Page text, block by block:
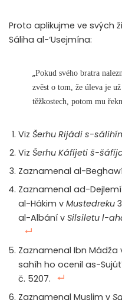
Proto aplikujme ve svých
Sáliha al-‘Usejmína:
„Pokud svého bratra
zvěst o tom, že úleva je
těžkostech, potom mu
Viz Šerhu Rijádi s-sálihín
Viz Šerhu Káfíjeti š-
Zaznamenal al-
Zaznamenal ad-
al-Hákim v Mustedreku
al-Albání v Silsiletu l-
Zaznamenal Ibn Mádža
sahíh ho ocenil as-
č. 5207.
Zaznamenal Muslim v